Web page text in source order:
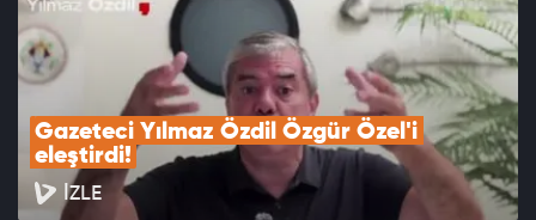
Gazeteci Yılmaz Özdil Özgür Özel'i
eleştirdi!
İZLE